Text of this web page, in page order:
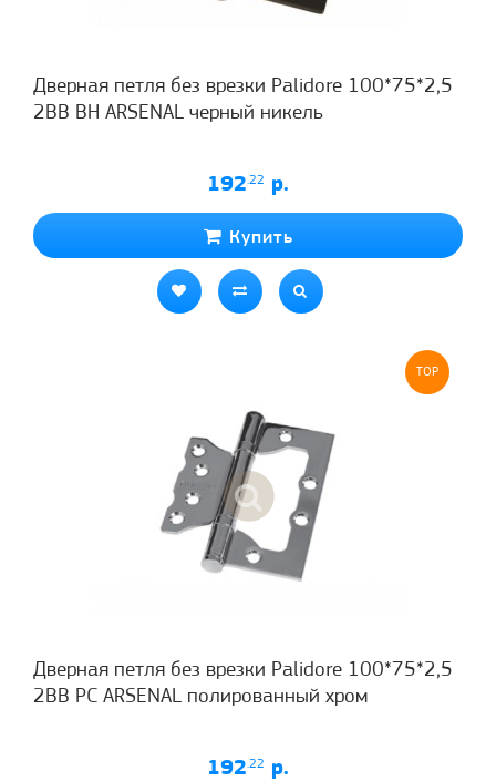
Дверная петля без врезки Palidore 100*75*2,5
2ВВ BH ARSENAL черный никель
192.22 р.
Купить
TOP
Дверная петля без врезки Palidore 100*75*2,5
2ВВ PC ARSENAL полированный хром
192.22 р.